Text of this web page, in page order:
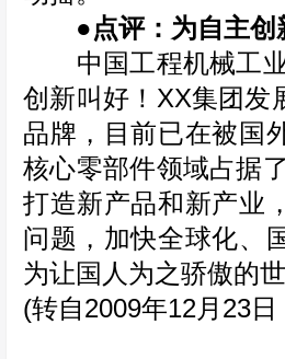
●点评：为自主创
中国工程机械工业
创新叫好！XX集团发
品牌，目前已在被国
核心零部件领域占据
打造新产品和新产业
问题，加快全球化、
为让国人为之骄傲的
(转自2009年12月23